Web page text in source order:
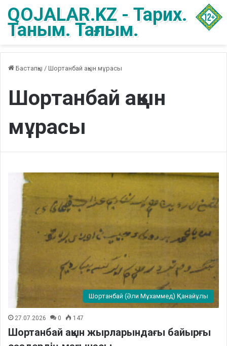
QOJALAR.KZ - Тарих.
Таным. Тағлым.
Бастапқы / Шортанбай ақын мұрасы
Шортанбай ақын
мұрасы
Шортанбай (Әли Мұхаммед) Қанайұлы
27.07.2026 0 147
Шортанбай ақын жырларындағы байырғы